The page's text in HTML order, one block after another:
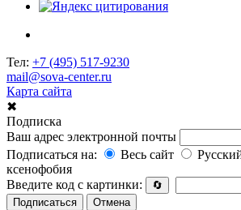
Тел: +7 (495) 517-9230
mail@sova-center.ru
Карта сайта
✖
Подписка
Ваш адрес электронной почты
Подписаться на:
Весь сайт
ксенофобия
Введите код с картинки:
🔄
Подписаться
Отмена